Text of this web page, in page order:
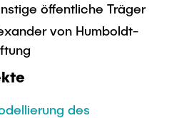
öffentliche Träger
von Humboldt-
des